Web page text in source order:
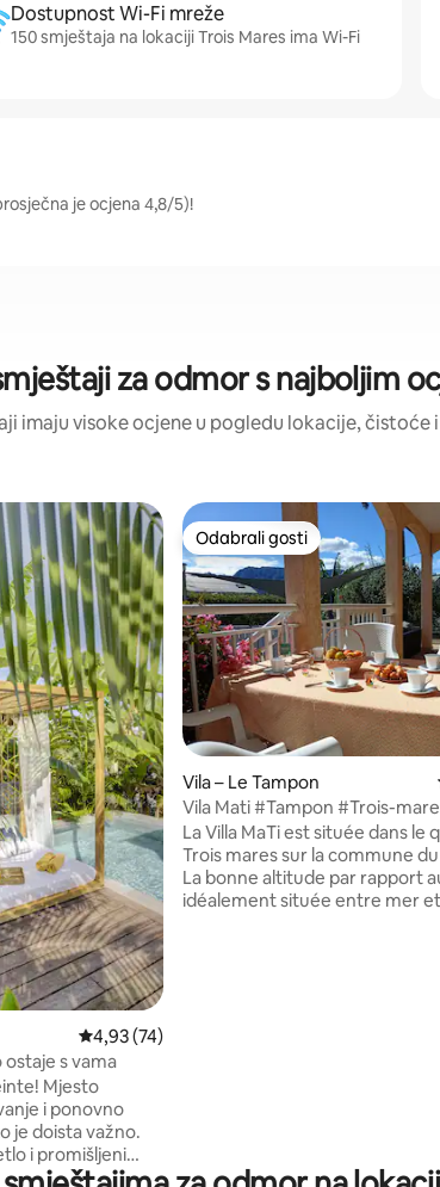
Dostupnost Wi-Fi mreže
150 smještaja na lokaciji Trois Mares ima Wi-Fi
je ocjena 4,8/5)!
za odmor s najboljim
imaju visoke ocjene u pogledu lokacije, čistoće
Prosječna ocjena: 4,93/5, recenzija: 74
4,93 (74)
s vama
Mjesto
i ponovno
je doista važno.
i promišljeni
atmosferu po
Odabrali gosti
Odabrali gosti
Vila – Le Tampon
Vila Mati #Tampon #Trois-
La Villa MaTi est située dans le
Trois mares sur la commune
La bonne altitude par rapport
idéalement située entre mer et